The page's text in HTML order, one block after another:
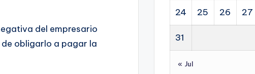
del empresario
obligarlo a pagar la
24 25 26 27
31
« Jul